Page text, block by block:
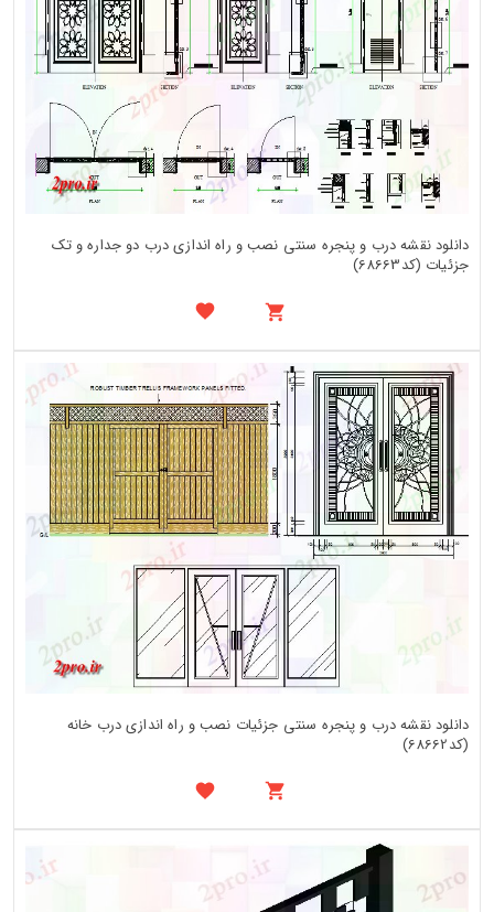
دانلود نقشه درب و پنجره سنتی نصب و راه اندازی درب دو جداره و تک
جزئیات (کد68663)
دانلود نقشه درب و پنجره سنتی جزئیات نصب و راه اندازی درب خانه
(کد68662)